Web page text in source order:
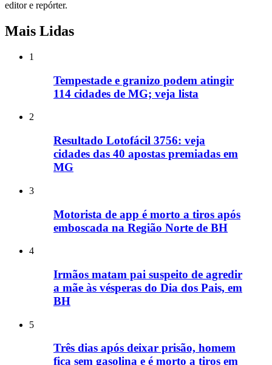
editor e repórter.
Mais Lidas
1
Tempestade e granizo podem atingir
114 cidades de MG; veja lista
2
Resultado Lotofácil 3756: veja
cidades das 40 apostas premiadas em
MG
3
Motorista de app é morto a tiros após
emboscada na Região Norte de BH
4
Irmãos matam pai suspeito de agredir
a mãe às vésperas do Dia dos Pais, em
BH
5
Três dias após deixar prisão, homem
fica sem gasolina e é morto a tiros em